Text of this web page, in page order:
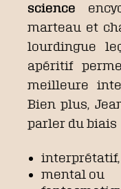
science
marteau et
lourdingue
apéritif
meilleure
Bien plus,
parler du biais
interprétatif,
mental ou